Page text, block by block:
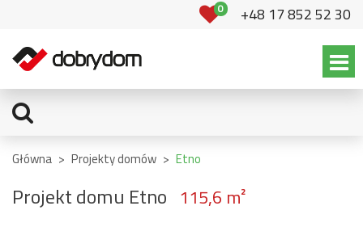
0 +48 17 852 52 30
Główna > Projekty domów > Etno
Projekt domu Etno 115,6 m²